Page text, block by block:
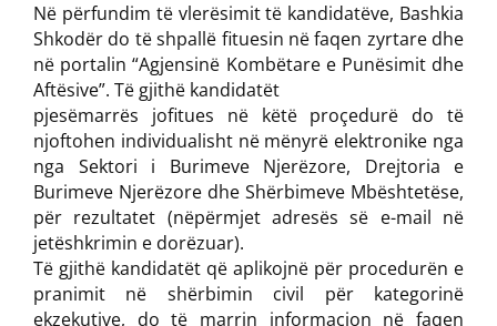
Në përfundim të vlerësimit të kandidatëve, Bashkia
Shkodër do të shpallë fituesin në faqen zyrtare dhe
në portalin “Agjensinë Kombëtare e Punësimit dhe
Aftësive”. Të gjithë kandidatët
pjesëmarrës jofitues në këtë proçedurë do të
njoftohen individualisht në mënyrë elektronike nga
nga Sektori i Burimeve Njerëzore, Drejtoria e
Burimeve Njerëzore dhe Shërbimeve Mbështetëse,
për rezultatet (nëpërmjet adresës së e-mail në
jetëshkrimin e dorëzuar).
Të gjithë kandidatët që aplikojnë për procedurën e
pranimit në shërbimin civil për kategorinë
ekzekutive, do të marrin informacion në faqen